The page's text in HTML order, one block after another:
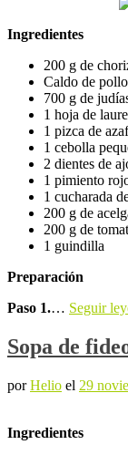
Ingredientes
200 g de
Caldo de pollo
700 g de
1 hoja de
1 pizca de
1 cebolla
2 dientes de
1 pimiento
1 cucharada
200 g de
200 g de
1 guindilla
Preparación
Paso 1.… Seguir
Sopa de
porHelio el 29
Ingredientes